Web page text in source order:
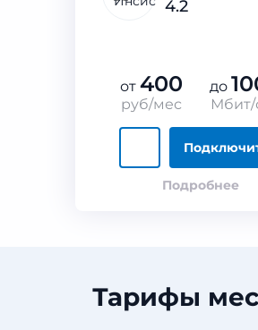
4.2
от 400
руб/мес
до
Мбит/
Подробнее
Тарифы